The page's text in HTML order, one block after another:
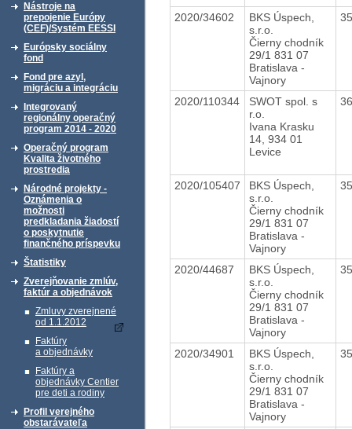
Nástroje na
prepojenie Európy
(CEF)/Systém EESSI
Európsky sociálny
fond
Fond pre azyl,
migráciu a integráciu
Integrovaný
regionálny operačný
program 2014 - 2020
Operačný program
Kvalita životného
prostredia
Národné projekty -
Oznámenia o
možnosti
predkladania žiadostí
o poskytnutie
finančného príspevku
Štatistiky
Zverejňovanie zmlúv,
faktúr a objednávok
Zmluvy zverejnené
od 1.1.2012
Faktúry
a objednávky
Faktúry a
objednávky Centier
pre deti a rodiny
Profil verejného
obstarávateľa
2020/34602
BKS Úspech,
s.r.o.
Čierny chodník
29/1 831 07
Bratislava -
Vajnory
2020/110344
SWOT spol. s
r.o.
Ivana Krasku
14, 934 01
Levice
2020/105407
BKS Úspech,
s.r.o.
Čierny chodník
29/1 831 07
Bratislava -
Vajnory
2020/44687
BKS Úspech,
s.r.o.
Čierny chodník
29/1 831 07
Bratislava -
Vajnory
2020/34901
BKS Úspech,
s.r.o.
Čierny chodník
29/1 831 07
Bratislava -
Vajnory